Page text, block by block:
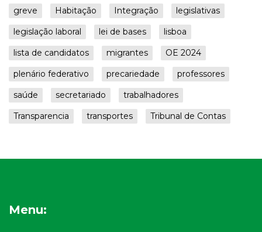
greve
Habitação Integração
legislativas
legislação laboral
lei de bases
lisboa
lista de candidatos
migrantes
OE 2024
plenário federativo
precariedade
professores
saúde
secretariado
trabalhadores
Transparencia
transportes Tribunal de Contas
Menu: